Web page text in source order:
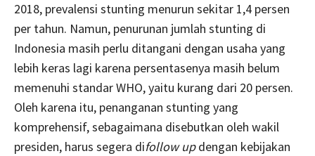
2018, prevalensi stunting menurun sekitar 1,4 persen
per tahun. Namun, penurunan jumlah stunting di
Indonesia masih perlu ditangani dengan usaha yang
lebih keras lagi karena persentasenya masih belum
memenuhi standar WHO, yaitu kurang dari 20 persen.
Oleh karena itu, penanganan stunting yang
komprehensif, sebagaimana disebutkan oleh wakil
presiden, harus segera di­follow updengan kebijakan